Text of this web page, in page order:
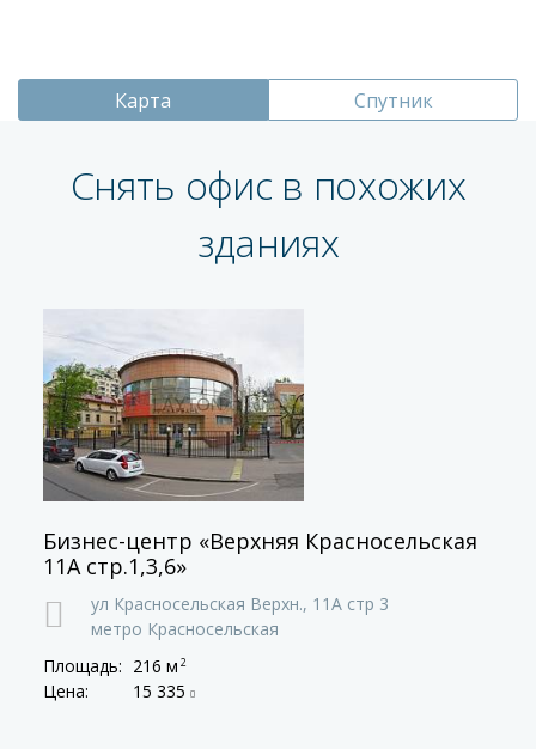
Карта Спутник
Снять офис в похожих
зданиях
Бизнес-центр «Верхняя Красносельская
11А стр.1,3,6»
ул Красносельская Верхн., 11А стр 3
метро Красносельская
Площадь: 216 м 2
Цена: 15 335